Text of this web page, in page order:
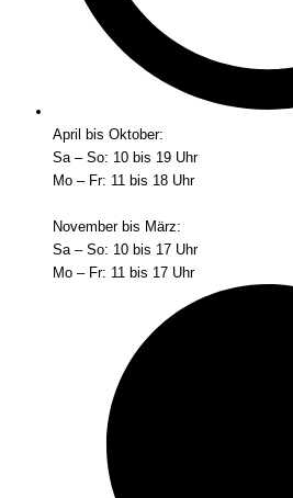
April bis Oktober:
Sa – So: 10 bis 19 Uhr
Mo – Fr: 11 bis 18 Uhr
November bis März:
Sa – So: 10 bis 17 Uhr
Mo – Fr: 11 bis 17 Uhr